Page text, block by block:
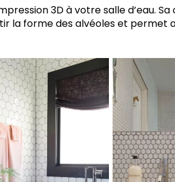
3D à votre salle d’eau.
la forme des alvéoles et permet